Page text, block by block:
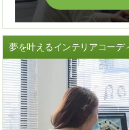
夢を叶えるインテリアコーデ